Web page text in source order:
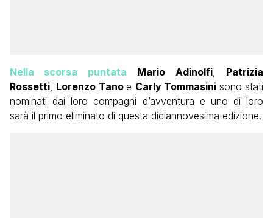
Nella scorsa puntata Mario Adinolfi, Patrizia
Rossetti, Lorenzo Tanoe Carly Tommasini sono stati
nominati dai loro compagni d’avventura e uno di loro
sarà il primo eliminato di questa diciannovesima edizione.